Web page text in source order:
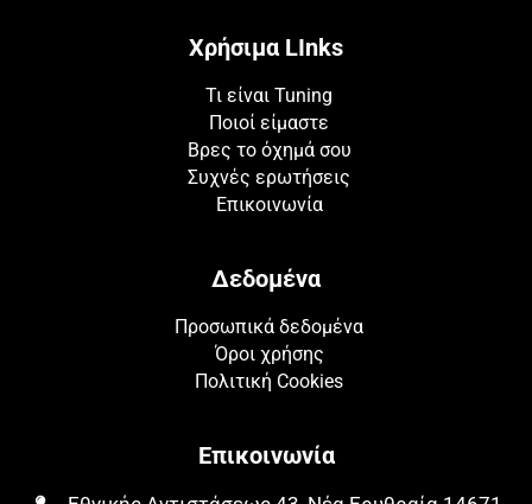
Χρήσιμα LInks
Τι είναι Tuning
Ποιοί είμαστε
Βρες το όχημά σου
Συχνές ερωτήσεις
Επικοινωνία
Δεδομένα
Προσωπικά δεδομένα
Όροι χρήσης
Πολιτική Cookies
Επικοινωνία